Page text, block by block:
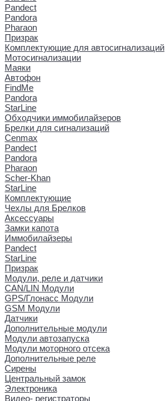
Pandect
Pandora
Pharaon
Призрак
Комплектующие для автосигнализаций
Мотосигнализации
Маяки
Автофон
FindMe
Pandora
StarLine
Обходчики иммобилайзеров
Брелки для сигнализаций
Cenmax
Pandect
Pandora
Pharaon
Scher-Khan
StarLine
Комплектующие
Чехлы для Брелков
Аксессуары
Замки капота
Иммобилайзеры
Pandect
StarLine
Призрак
Модули, реле и датчики
CAN/LIN Модули
GPS/Глонасс Модули
GSM Модули
Датчики
Дополнительные модули
Модули автозапуска
Модули моторного отсека
Дополнительные реле
Сирены
Центральный замок
Электроника
Видео- регистраторы